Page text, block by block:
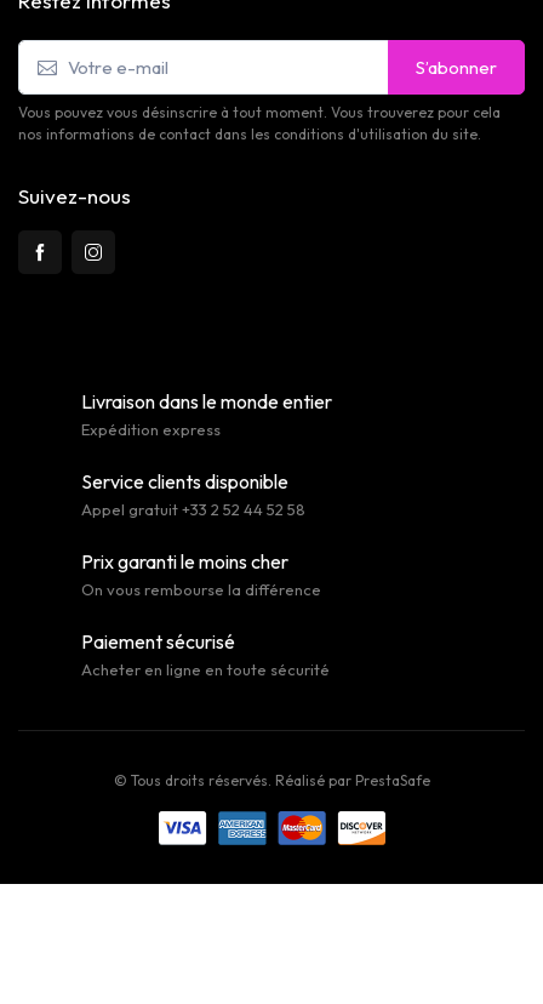
S’abonner
Vous pouvez vous désinscrire à tout moment. Vous trouverez pour cela
nos informations de contact dans les conditions d'utilisation du site.
Suivez-nous
Livraison dans le monde entier
Expédition express
Service clients disponible
Appel gratuit +33 2 52 44 52 58
Prix garanti le moins cher
On vous rembourse la différence
Paiement sécurisé
Acheter en ligne en toute sécurité
© Tous droits réservés. Réalisé par PrestaSafe